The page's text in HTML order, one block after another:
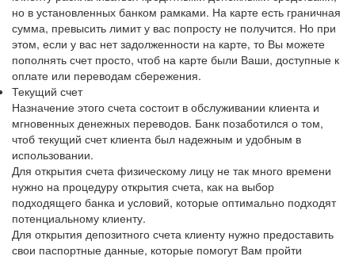
но в установленных банком рамками. На карте есть граничная
сумма, превысить лимит у вас попросту не получится. Но при
этом, если у вас нет задолженности на карте, то Вы можете
пополнять счет просто, чтоб на карте были Ваши, доступные к
оплате или переводам сбережения.
Текущий счет
Назначение этого счета состоит в обслуживании клиента и
мгновенных денежных переводов. Банк позаботился о том,
чтоб текущий счет клиента был надежным и удобным в
использовании.
Для открытия счета физическому лицу не так много времени
нужно на процедуру открытия счета, как на выбор
подходящего банка и условий, которые оптимально подходят
потенциальному клиенту.
Для открытия депозитного счета клиенту нужно предоставить
свои паспортные данные, которые помогут Вам пройти